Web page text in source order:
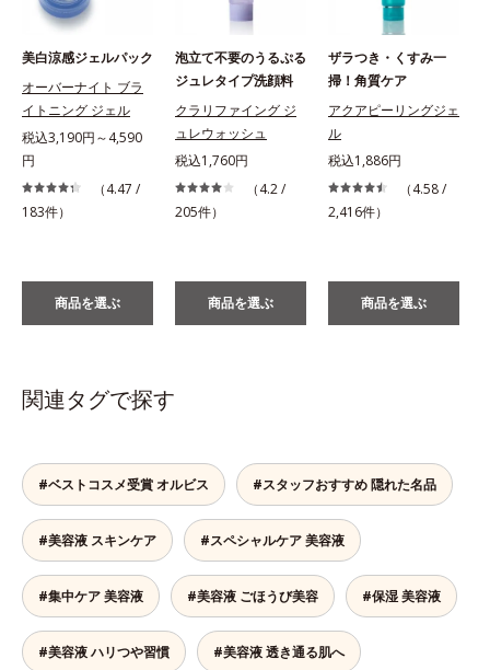
美白涼感ジェルパック
オーバーナイト ブラ
イトニング ジェル
税込3,190円～4,590
円
（4.47 /
183件）
商品を選ぶ
泡立て不要のうるぷる
ジュレタイプ洗顔料
クラリファイング ジ
ュレウォッシュ
税込1,760円
（4.2 /
205件）
商品を選ぶ
ザラつき・くすみ一
掃！角質ケア
アクアピーリングジェ
ル
税込1,886円
（4.58 /
2,416件）
商品を選ぶ
関連タグで探す
#ベストコスメ受賞 オルビス #スタッフおすすめ 隠れた名品
#美容液 スキンケア #スペシャルケア 美容液
#集中ケア 美容液 #美容液 ごほうび美容 #保湿 美容液
#美容液 ハリつや習慣 #美容液 透き通る肌へ